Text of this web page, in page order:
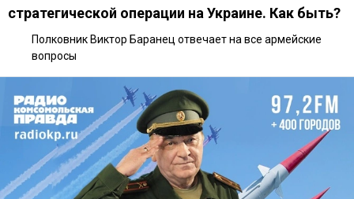
стратегической операции на Украине. Как быть?
Полковник Виктор Баранец отвечает на все армейские
вопросы